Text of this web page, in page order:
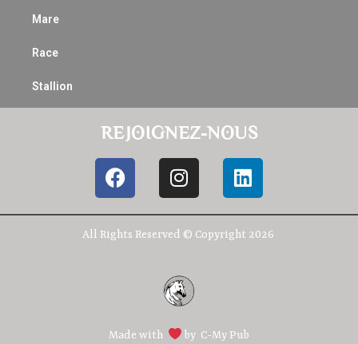
Mare
Race
Stallion
REJOIGNEZ-NOUS
All Rights Reserved © Copyright 2026
Made with by C-My Pub